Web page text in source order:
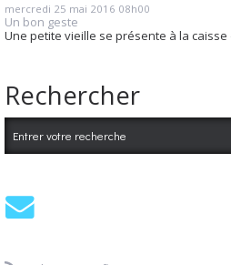
mercredi 25 mai 2016 08h00
Un bon geste
Une petite vieille se présente à la caisse
Rechercher